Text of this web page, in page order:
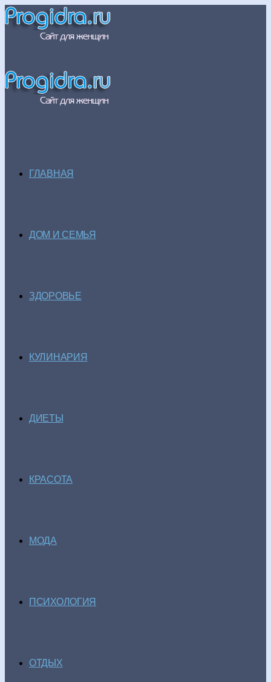
ГЛАВНАЯ
ДОМ И СЕМЬЯ
ЗДОРОВЬЕ
КУЛИНАРИЯ
ДИЕТЫ
КРАСОТА
МОДА
ПСИХОЛОГИЯ
ОТДЫХ